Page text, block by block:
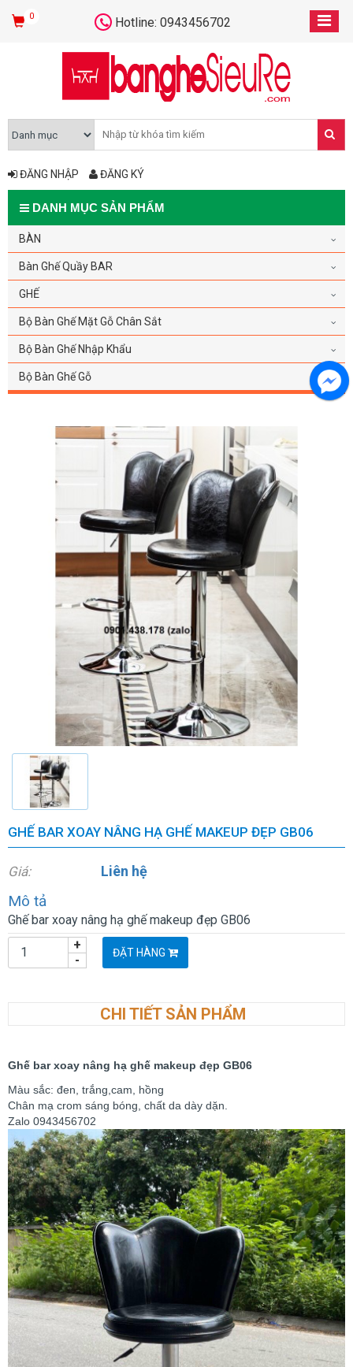
0 Hotline: 0943456702
ĐĂNG NHẬP ĐĂNG KÝ
DANH MỤC SẢN PHẨM
BÀN
Bàn Ghế Quầy BAR
GHẾ
Bộ Bàn Ghế Mặt Gỗ Chân Sắt
Bộ Bàn Ghế Nhập Khẩu
Bộ Bàn Ghế Gỗ
GHẾ BAR XOAY NÂNG HẠ GHẾ MAKEUP ĐẸP GB06
Giá: Liên hệ
Mô tả
Ghế bar xoay nâng hạ ghế makeup đẹp GB06
-
+ ĐẶT HÀNG
CHI TIẾT SẢN PHẨM
Ghế bar xoay nâng hạ ghế makeup đẹp GB06
Màu sắc: đen, trắng,cam, hồng
Chân mạ crom sáng bóng, chất da dày dặn.
Zalo 0943456702